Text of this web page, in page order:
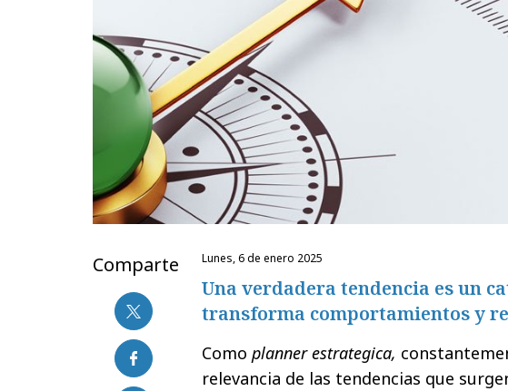
Comparte lunes, 6 de enero 2025
Una verdadera tendencia es un
transforma comportamientos y
Como planner estrategica,
relevancia de las tendencias que